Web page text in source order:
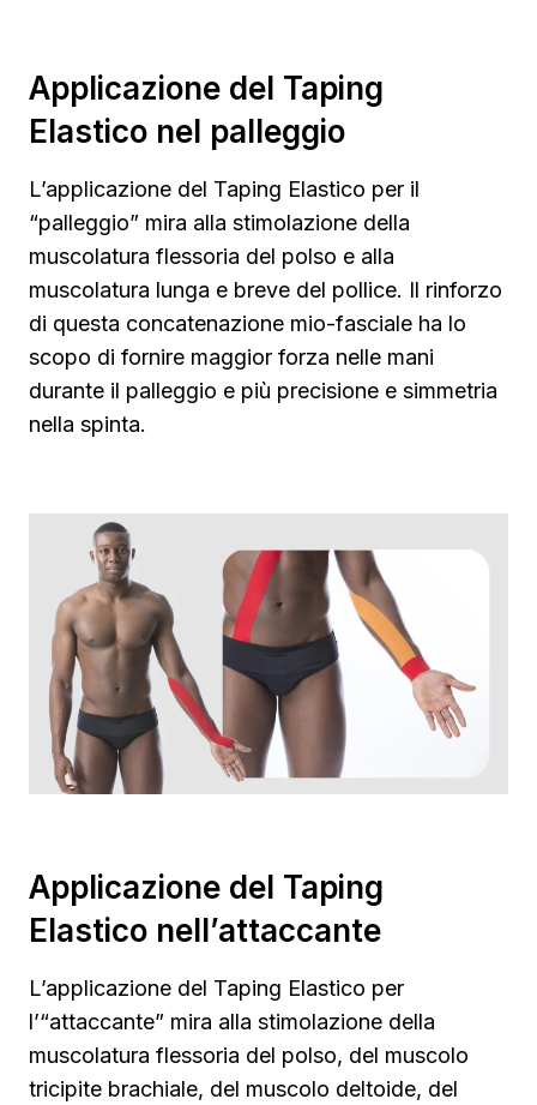
Applicazione del Taping
Elastico nel palleggio
L’applicazione del Taping Elastico per il
“palleggio” mira alla stimolazione della
muscolatura flessoria del polso e alla
muscolatura lunga e breve del pollice. Il rinforzo
di questa concatenazione mio-fasciale ha lo
scopo di fornire maggior forza nelle mani
durante il palleggio e più precisione e simmetria
nella spinta.
Applicazione del Taping
Elastico nell’attaccante
L’applicazione del Taping Elastico per
l’“attaccante” mira alla stimolazione della
muscolatura flessoria del polso, del muscolo
tricipite brachiale, del muscolo deltoide, del